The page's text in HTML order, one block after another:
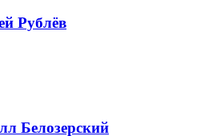
Рублёв
Белозерский